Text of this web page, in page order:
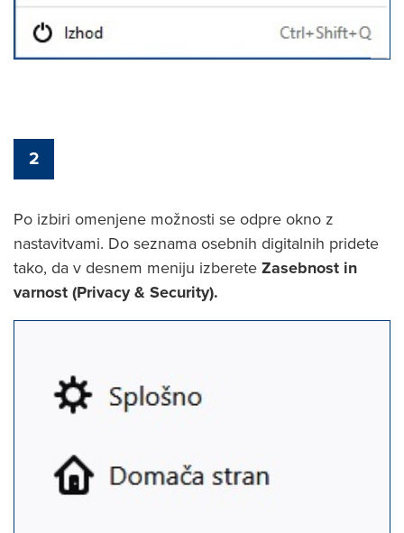
2
Po izbiri omenjene možnosti se odpre okno z
nastavitvami. Do seznama osebnih digitalnih pridete
tako, da v desnem meniju izberete Zasebnost in
varnost (Privacy & Security).